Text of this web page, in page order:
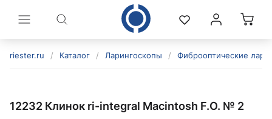
riester.ru / Каталог / Ларингоскопы / Фиброоптические
12232 Клинок ri-integral Macintosh F.O. № 2